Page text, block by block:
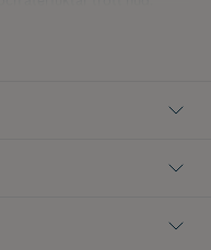
dekorerad med ett
Använd morgon